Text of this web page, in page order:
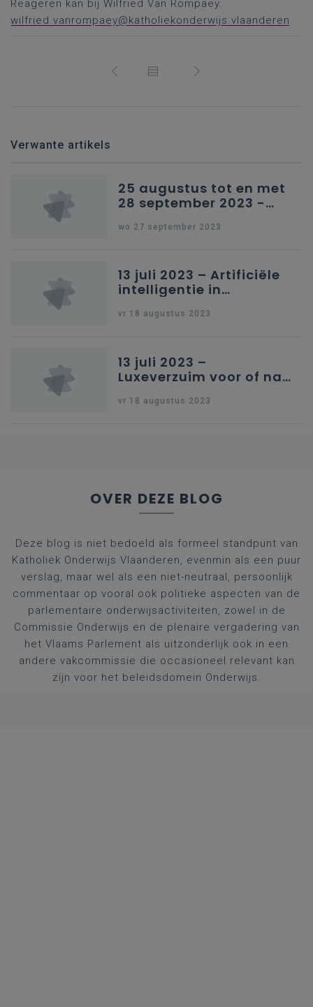
Reageren kan bij Wilfried Van Rompaey:
wilfried.vanrompaey@katholiekonderwijs.vlaanderen
Verwante artikels
25 augustus tot en met
28 september 2023 -
wo 27 september 2023
13 juli 2023 – Artificiële
intelligentie in
vr 18 augustus 2023
13 juli 2023 –
Luxeverzuim voor of na
vr 18 augustus 2023
OVER DEZE BLOG
Deze blog is niet bedoeld als formeel standpunt van
Katholiek Onderwijs Vlaanderen, evenmin als een puur
verslag, maar wel als een niet-neutraal, persoonlijk
commentaar op vooral ook politieke aspecten van de
parlementaire onderwijsactiviteiten, zowel in de
Commissie Onderwijs en de plenaire vergadering van
het Vlaams Parlement als uitzonderlijk ook in een
andere vakcommissie die occasioneel relevant kan
zijn voor het beleidsdomein Onderwijs.